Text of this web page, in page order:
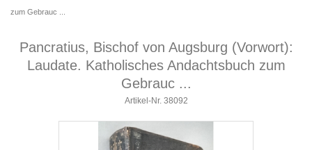
zum Gebrauc ...
Pancratius, Bischof von Augsburg (Vorwort):
Laudate. Katholisches Andachtsbuch zum
Gebrauc ...
Artikel-Nr. 38092